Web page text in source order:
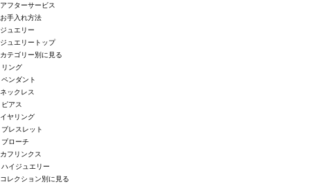
アフターサービス
お手入れ方法
ジュエリー
ジュエリートップ
カテゴリー別に見る
リング
ペンダント
ネックレス
ピアス
イヤリング
ブレスレット
ブローチ
カフリンクス
ハイジュエリー
コレクション別に見る